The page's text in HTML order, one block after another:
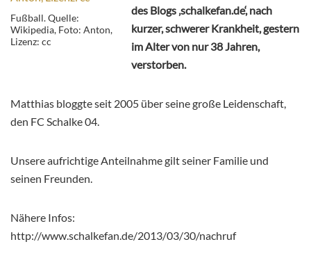
Fußball. Quelle:
Wikipedia, Foto: Anton,
Lizenz: cc
des Blogs ‚schalkefan.de‘, nach
kurzer, schwerer Krankheit, gestern
im Alter von nur 38 Jahren,
verstorben.
Matthias bloggte seit 2005 über seine große Leidenschaft,
den FC Schalke 04.
Unsere aufrichtige Anteilnahme gilt seiner Familie und
seinen Freunden.
Nähere Infos:
http://www.schalkefan.de/2013/03/30/nachruf